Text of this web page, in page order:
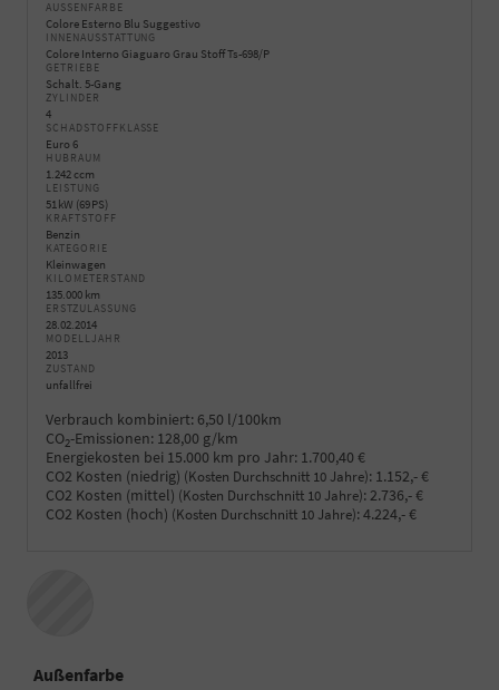
AUSSENFARBE
Colore Esterno Blu Suggestivo
INNENAUSSTATTUNG
Colore Interno Giaguaro Grau Stoff Ts-698/P
GETRIEBE
Schalt. 5-Gang
ZYLINDER
4
SCHADSTOFFKLASSE
Euro 6
HUBRAUM
1.242 ccm
LEISTUNG
51 kW (69 PS)
KRAFTSTOFF
Benzin
KATEGORIE
Kleinwagen
KILOMETERSTAND
135.000 km
ERSTZULASSUNG
28.02.2014
MODELLJAHR
2013
ZUSTAND
unfallfrei
Verbrauch kombiniert: 6,50 l/100km
CO2-Emissionen: 128,00 g/km
Energiekosten bei 15.000 km pro Jahr: 1.700,40 €
CO2 Kosten (niedrig) (Kosten Durchschnitt 10 Jahre): 1.152,- €
CO2 Kosten (mittel) (Kosten Durchschnitt 10 Jahre): 2.736,- €
CO2 Kosten (hoch) (Kosten Durchschnitt 10 Jahre): 4.224,- €
Außenfarbe